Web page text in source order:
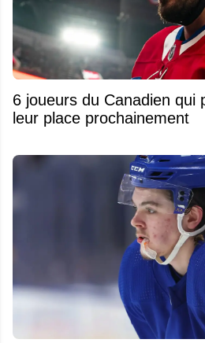
6 joueurs du Canadien qui
leur place prochainement